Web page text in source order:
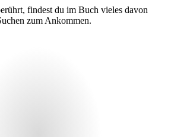
findest du im Buch vieles davon
zum Ankommen.